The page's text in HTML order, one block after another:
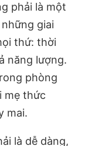
phải là một
giai
thứ: thời
năng lượng.
phòng
mẹ thức
mai.
là dễ dàng,